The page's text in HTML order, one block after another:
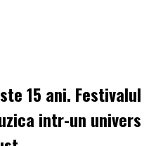
15 ani. Festivalul
intr-un univers